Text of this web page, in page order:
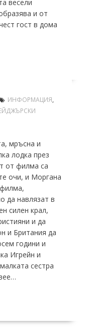
весели
и от
гост в дома
ИНФОРМАЦИЯ,
мръсна и
лодка през
от филма са
очи, и Моргана
да навлязат в
силен крал,
и да
и Британия да
години и
Игрейн и
сестра